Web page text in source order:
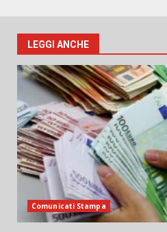
LEGGI ANCHE
Comunicati Stampa